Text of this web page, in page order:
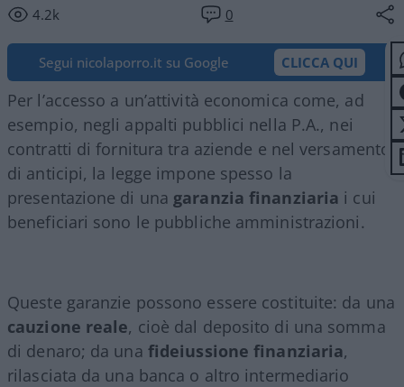
4.2k 0
Segui nicolaporro.it su Google CLICCA QUI
Per l’accesso a un’attività economica come, ad
esempio, negli appalti pubblici nella P.A., nei
contratti di fornitura tra aziende e nel versamento
di anticipi, la legge impone spesso la
presentazione di una garanzia finanziaria i cui
beneficiari sono le pubbliche amministrazioni.
Queste garanzie possono essere costituite: da una
cauzione reale, cioè dal deposito di una somma
di denaro; da una fideiussione finanziaria,
rilasciata da una banca o altro intermediario